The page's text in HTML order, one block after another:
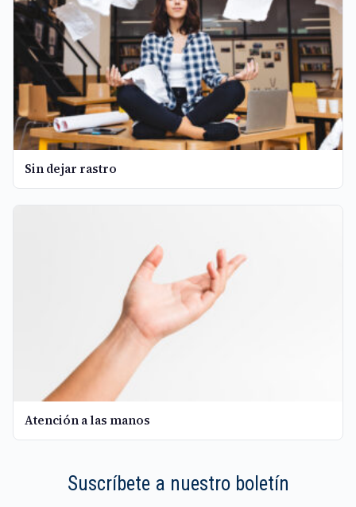
Sin dejar rastro
Atención a las manos
Suscríbete a nuestro boletín